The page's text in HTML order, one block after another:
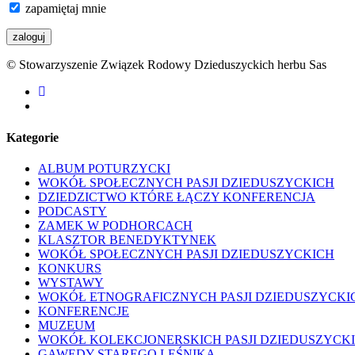
zapamiętaj mnie
© Stowarzyszenie Związek Rodowy Dzieduszyckich herbu Sas
facebook
Kategorie
ALBUM POTURZYCKI
WOKÓŁ SPOŁECZNYCH PASJI DZIEDUSZYCKICH
DZIEDZICTWO KTÓRE ŁĄCZY KONFERENCJA
PODCASTY
ZAMEK W PODHORCACH
KLASZTOR BENEDYKTYNEK
WOKÓŁ SPOŁECZNYCH PASJI DZIEDUSZYCKICH
KONKURS
WYSTAWY
WOKÓŁ ETNOGRAFICZNYCH PASJI
KONFERENCJE
MUZEUM
WOKÓŁ KOLEKCJONERSKICH PASJI